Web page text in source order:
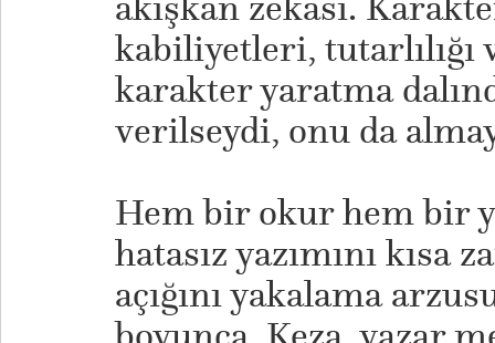
kabiliyetleri, tutarlılığı
karakter yaratma
verilseydi, onu da
Hem bir okur hem bir
hatasız yazımını
açığını yakalama